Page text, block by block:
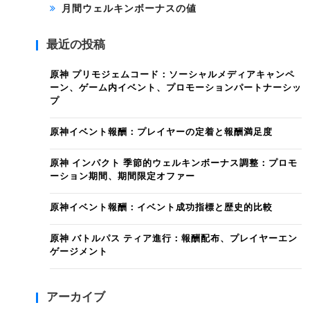
月間ウェルキンボーナスの値
最近の投稿
原神 プリモジェムコード：ソーシャルメディアキャンペ
ーン、ゲーム内イベント、プロモーションパートナーシッ
プ
原神イベント報酬：プレイヤーの定着と報酬満足度
原神 インパクト 季節的ウェルキンボーナス調整：プロモ
ーション期間、期間限定オファー
原神イベント報酬：イベント成功指標と歴史的比較
原神 バトルパス ティア進行：報酬配布、プレイヤーエン
ゲージメント
アーカイブ